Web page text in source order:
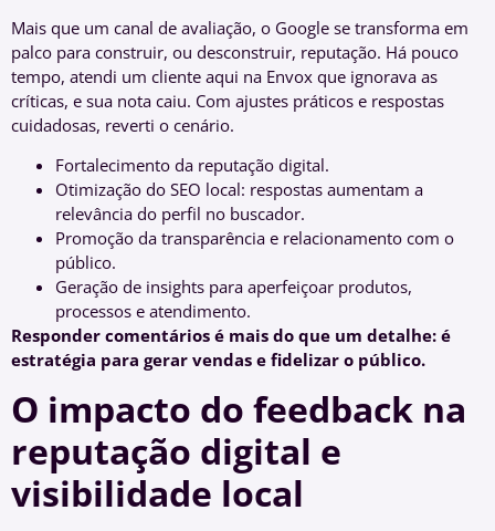
Mais que um canal de avaliação, o Google se transforma em
palco para construir, ou desconstruir, reputação. Há pouco
tempo, atendi um cliente aqui na Envox que ignorava as
críticas, e sua nota caiu. Com ajustes práticos e respostas
cuidadosas, reverti o cenário.
Fortalecimento da reputação digital.
Otimização do SEO local: respostas aumentam a
relevância do perfil no buscador.
Promoção da transparência e relacionamento com o
público.
Geração de insights para aperfeiçoar produtos,
processos e atendimento.
Responder comentários é mais do que um detalhe: é
estratégia para gerar vendas e fidelizar o público.
O impacto do feedback na
reputação digital e
visibilidade local